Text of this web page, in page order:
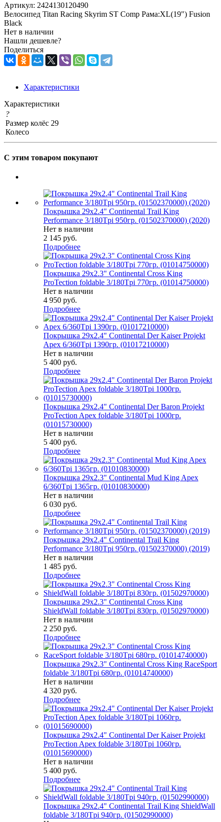
Артикул: 2424130120490
Велосипед Titan Racing Skyrim ST Comp Рама:XL(19") Fusion
Black
Нет в наличии
Нашли дешевле?
Поделиться
Характеристики
Характеристики
?
Размер колёс
Колесо
29
С этим товаром покупают
Покрышка 29x2.4" Continental Trail King
Performance 3/180Tpi 950гр. (01502370000) (2020)
Нет в наличии
2 145 руб.
Подробнее
Покрышка 29x2.3" Continental Cross King
ProTection foldable 3/180Tpi 770гр. (01014750000)
Нет в наличии
4 950 руб.
Подробнее
Покрышка 29x2.4" Continental Der Kaiser Projekt
Apex 6/360Tpi 1390гр. (01017210000)
Нет в наличии
5 400 руб.
Подробнее
Покрышка 29x2.4" Continental Der Baron Projekt
ProTection Apex foldable 3/180Tpi 1000гр.
(01015730000)
Нет в наличии
5 400 руб.
Подробнее
Покрышка 29x2.3" Continental Mud King Apex
6/360Tpi 1365гр. (01010830000)
Нет в наличии
6 030 руб.
Подробнее
Покрышка 29x2.4" Continental Trail King
Performance 3/180Tpi 950гр. (01502370000) (2019)
Нет в наличии
1 485 руб.
Подробнее
Покрышка 29x2.3" Continental Cross King
ShieldWall foldable 3/180Tpi 830гр. (01502970000)
Нет в наличии
2 250 руб.
Подробнее
Покрышка 29x2.3" Continental Cross King RaceSport
foldable 3/180Tpi 680гр. (01014740000)
Нет в наличии
4 320 руб.
Подробнее
Покрышка 29x2.4" Continental Der Kaiser Projekt
ProTection Apex foldable 3/180Tpi 1060гр.
(01015690000)
Нет в наличии
5 400 руб.
Подробнее
Покрышка 29x2.4" Continental Trail King ShieldWall
foldable 3/180Tpi 940гр. (01502990000)